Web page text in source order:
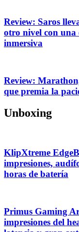
Review: Saros
otro nivel con una
inmersiva
Review:
que premia la
Unboxing
KlipXtreme
impresiones,
horas de batería
Primus Gaming
impresiones del